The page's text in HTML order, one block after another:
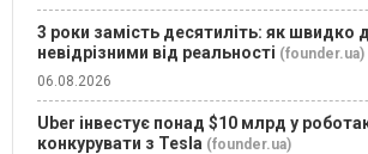
3 роки замість десятиліть: як швидко
невідрізними від реальності (founder.ua)
06.08.2026
Uber інвестує понад $10 млрд у
конкурувати з Tesla (founder.ua)